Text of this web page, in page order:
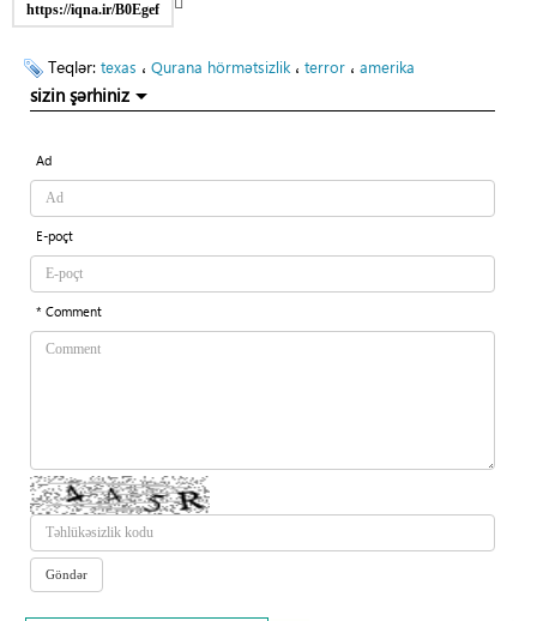
https://iqna.ir/B0Egef
Teqlər: texas ، Qurana hörmətsizlik، terror ، amerika
sizin şərhiniz
Ad
E-poçt
* Comment